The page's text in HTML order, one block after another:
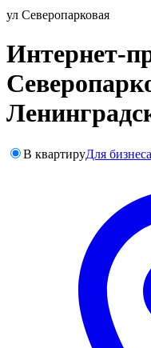
ул Северопарковая
Интернет-
В квартируДля бизнеса